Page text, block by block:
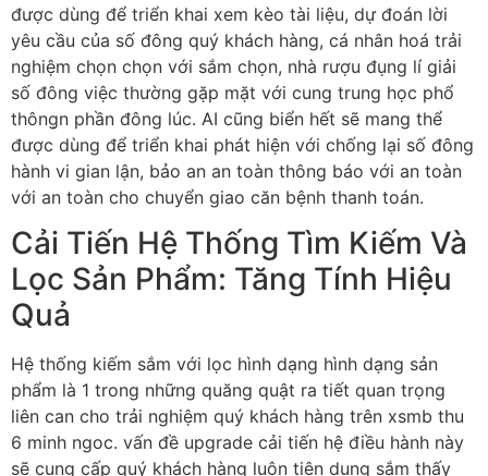
được dùng để triển khai xem kèo tài liệu, dự đoán lời
yêu cầu của số đông quý khách hàng, cá nhân hoá trải
nghiệm chọn chọn với sắm chọn, nhà rượu đụng lí giải
số đông việc thường gặp mặt với cung trung học phổ
thông̣n phần đông lúc. AI cũng biển hết sẽ mang thể
được dùng để triển khai phát hiện với chống lại số đông
hành vi gian lận, bảo an an toàn thông báo với an toàn
với an toàn cho chuyển giao căn bệnh thanh toán.
Cải Tiến Hệ Thống Tìm Kiếm Và
Lọc Sản Phẩm: Tăng Tính Hiệu
Quả
Hệ thống kiếm sắm với lọc hình dạng hình dạng sản
phẩm là 1 trong những quăng quật ra tiết quan trọng
liên can cho trải nghiệm quý khách hàng trên xsmb thu
6 minh ngoc. vấn đề upgrade cải tiến hệ điều hành này
sẽ cung cấp quý khách hàng luôn tiện dụng sắm thấy